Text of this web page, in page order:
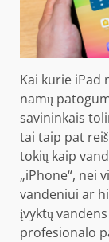
Kai kurie iPad
namų
savininkais
tai taip pat
tokių kaip
„iPhone“, nei
vandeniui ar
įvyktų
profesionalo